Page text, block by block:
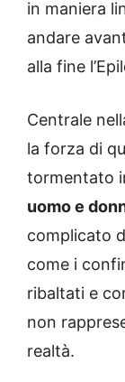
in maniera
andare
alla fine
Centrale
la forza di
tormentato
uomo e
complicato
come i
ribaltati e
non
realtà.